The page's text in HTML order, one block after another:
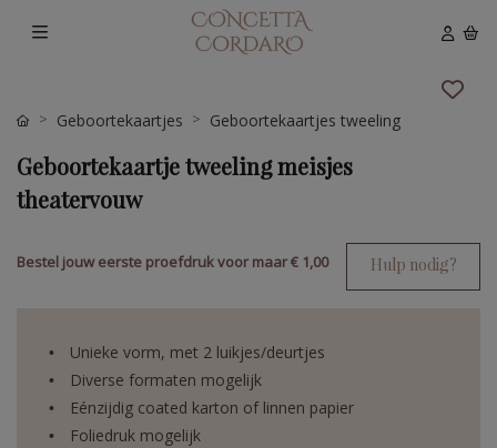
Geboortekaartjes Geboortekaartjes tweeling
Geboortekaartje tweeling meisjes
theatervouw
Bestel jouw eerste proefdruk voor maar€ 1,00 Hulp nodig?
Unieke vorm, met 2 luikjes/deurtjes
Diverse formaten mogelijk
Eénzijdig coated karton of linnen papier
Foliedruk mogelijk